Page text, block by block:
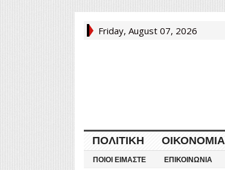
Friday, August 07, 2026
ΠΟΛΙΤΙΚΉ ΟΙΚΟΝΟΜΊΑ
ΠΟΙΟΙ ΕΊΜΑΣΤΕ ΕΠΙΚΟΙΝΩΝΊΑ